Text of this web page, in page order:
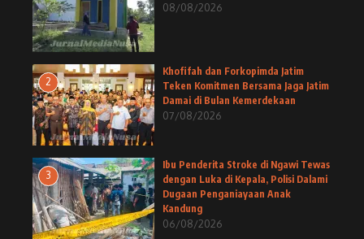
08/08/2026
2
Khofifah dan Forkopimda Jatim
Teken Komitmen Bersama Jaga Jatim
Damai di Bulan Kemerdekaan
07/08/2026
3
Ibu Penderita Stroke di Ngawi Tewas
dengan Luka di Kepala, Polisi Dalami
Dugaan Penganiayaan Anak
Kandung
06/08/2026